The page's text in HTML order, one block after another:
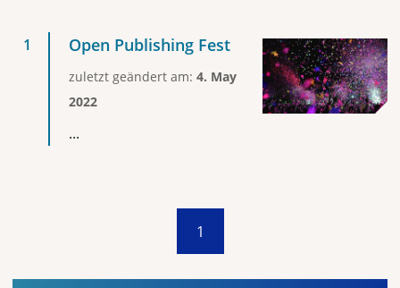
Open Publishing Fest
zuletzt geändert am: 4. May
2022
...
1